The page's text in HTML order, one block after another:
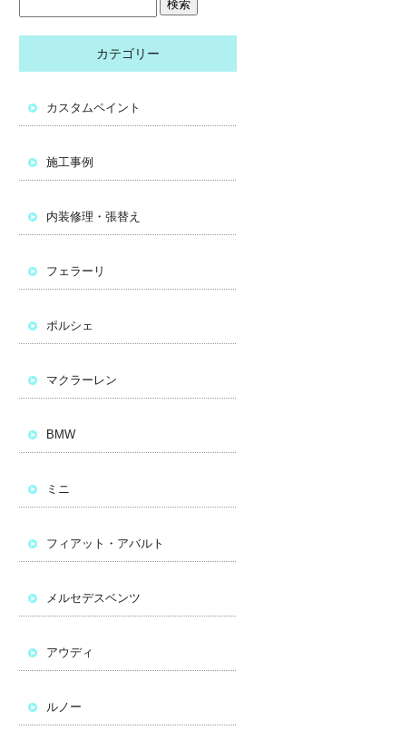
カテゴリー
カスタムペイント
施工事例
内装修理・張替え
フェラーリ
ポルシェ
マクラーレン
BMW
ミニ
フィアット・アバルト
メルセデスベンツ
アウディ
ルノー